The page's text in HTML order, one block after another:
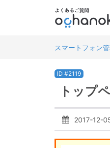
スマートフォン
ID #2119
トップ
2017-12-